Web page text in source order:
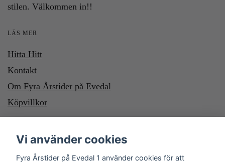
stilen. Välkommen in!!
LÄS MER
Hitta Hitt
Kontakt
Om Fyra Årstider på Evedal
Köpvillkor
BETALA MED SWISH, SWISHA DU TILL NUMMER 1232700987
Vi använder cookies
Fyra Årstider på Evedal 1 använder cookies för att